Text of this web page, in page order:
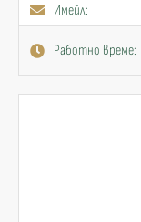
Имейл:
Работно време: